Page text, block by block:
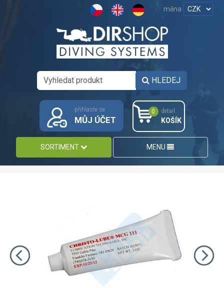
měna
HLEDEJ
přihlaste se
MŮJ ÚČET
0 detail
KOŠÍK
SORTIMENT MENU